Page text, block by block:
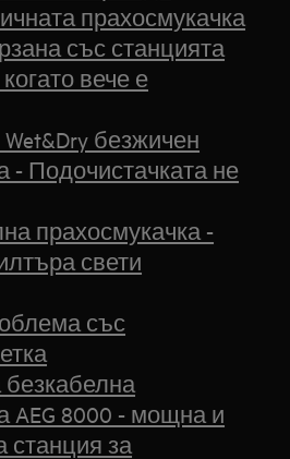
прахосмукачка
със станцията
вече е
Wet&Dry безжичен
- Подочистачката не
прахосмукачка -
свети
със
AEG 8000 - мощна и
станция за